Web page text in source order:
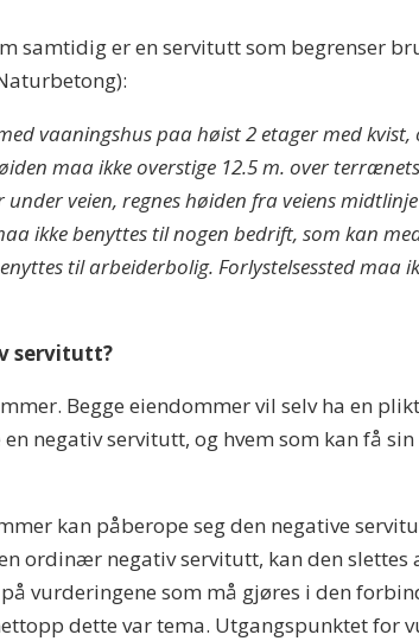
samtidig er en servitutt som begrenser
vaaningshus paa høist 2 etager med kvist,
maa ikke overstige 12.5 m. over
veien, regnes høiden fra veiens
ikke benyttes til nogen bedrift, som kan
til arbeiderbolig. Forlystelsessted maa
servitutt?
Begge eiendommer vil selv ha en
negativ servitutt, og hvem som kan få
kan påberope seg den negative
ordinær negativ servitutt, kan den slettes
vurderingene som må gjøres i den
dette var tema. Utgangspunktet for